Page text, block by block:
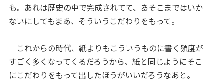
も。あれは歴史の中で完成されてて、あそこまではいか
ないにしてもまあ、そういうこだわりをもって。
これからの時代、紙よりもこういうものに書く頻度が
すごく多くなってくるだろうから、紙と同じようにそこ
にこだわりをもって出したほうがいいだろうなあと。